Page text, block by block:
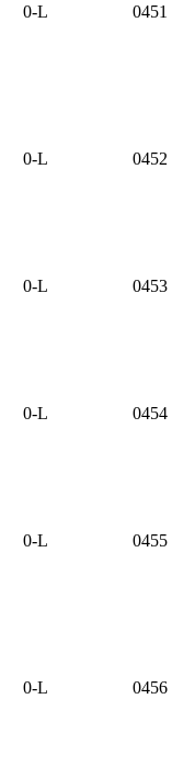
0‑L 0451
0‑L 0452
0‑L 0453
0‑L 0454
0‑L 0455
0‑L 0456